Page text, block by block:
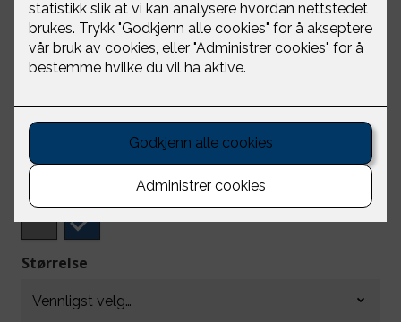
Snug jakke herre blå
Musto
Mørk blå
Størrelse